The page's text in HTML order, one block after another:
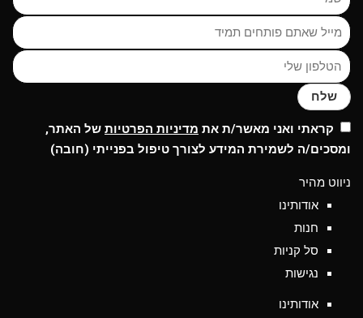
שלח
קראתי ואני מאשר/ת את מדיניות הפרטיות של האתר,
ומסכים/ה לשמירת המידע לצורך טיפול בפנייתי (חובה)
ניווט מהיר
אודותינו
חנות
סל קניות
נגישות
אודותינו